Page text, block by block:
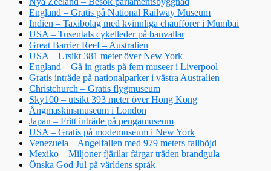
England – Gratis på National Railway Museum
Indien – Taxibolag med kvinnliga chaufförer i Mumbai
USA – Tusentals cykelleder på banvallar
Great Barrier Reef – Australien
USA – Utsikt 381 meter över New York
England – Gå in gratis på fem museer i Liverpool
Gratis inträde på nationalparker i västra Australien
Christchurch – Gratis flygmuseum
Sky100 – utsikt 393 meter över Hong Kong
Ångmaskinsmuseum i London
Japan – Fritt inträde på pengamuseum
USA – Gratis på modemuseum i New York
Venezuela – Angelfallen med 979 meters fallhöjd
Mexiko – Miljoner fjärilar färgar träden brandgula
Önska God Jul på världens språk